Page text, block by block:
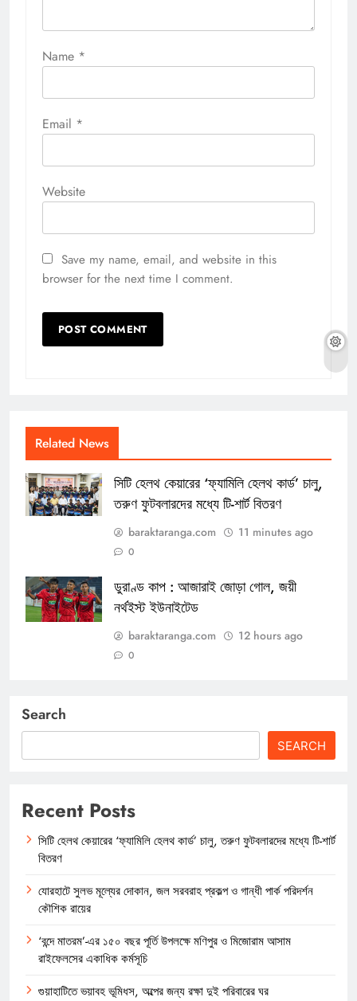
Name *
Email *
Website
Save my name, email, and website in this
browser for the next time I comment.
Related News
সিটি হেলথ কেয়ারের ‘ফ্যামিলি হেলথ কার্ড’ চালু,
তরুণ ফুটবলারদের মধ্যে টি-শার্ট বিতরণ
baraktaranga.com 11 minutes ago
0
ডুরাণ্ড কাপ : আজারাই জোড়া গোল, জয়ী
নর্থইস্ট ইউনাইটেড
baraktaranga.com 12 hours ago
0
Search
SEARCH
Recent Posts
সিটি হেলথ কেয়ারের ‘ফ্যামিলি হেলথ কার্ড’ চালু, তরুণ ফুটবলারদের মধ্যে টি-শার্ট
বিতরণ
যোরহাটে সুলভ মূল্যের দোকান, জল সরবরাহ প্রকল্প ও গান্ধী পার্ক পরিদর্শন
কৌশিক রায়ের
‘বন্দে মাতরম’-এর ১৫০ বছর পূর্তি উপলক্ষে মণিপুর ও মিজোরাম আসাম
রাইফেলসের একাধিক কর্মসূচি
গুয়াহাটিতে ভয়াবহ ভূমিধস, অল্পের জন্য রক্ষা দুই পরিবারের ঘর